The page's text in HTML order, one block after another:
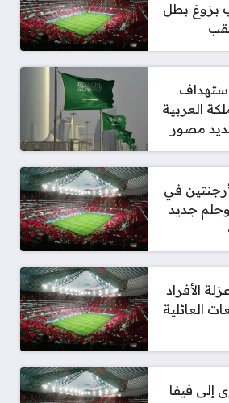
يترقب بزوغ بطل
العربية
مصور
في
جديد
الأفراد
العائلية
إلى فيفا